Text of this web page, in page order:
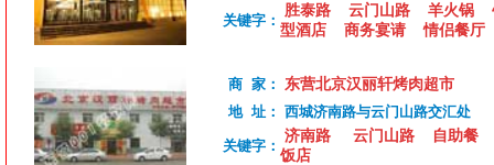
关键字：
胜泰路 云门山路 羊火锅
型酒店
商务宴请 情侣餐厅
商 家： 东营北京汉丽轩烤肉超市
地 址： 西城济南路与云门山路交汇处
关键字：
济南路 云门山路
自助餐
饭店